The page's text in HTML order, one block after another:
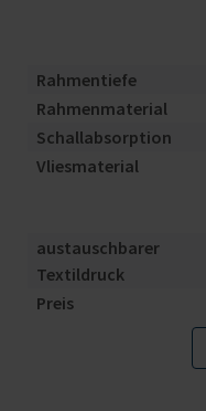
Rahmentiefe
Rahmenmaterial
Schallabsorption
Vliesmaterial
austauschbarer
Textildruck
Preis